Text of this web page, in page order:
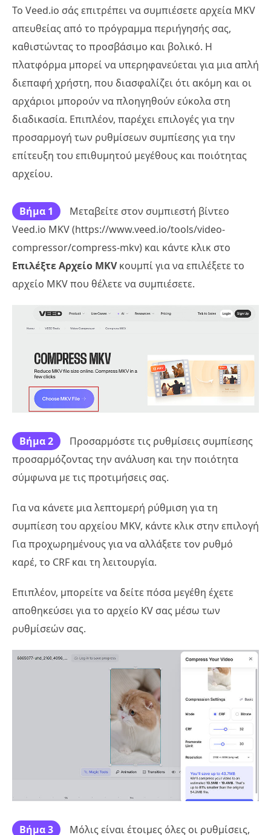
Το Veed.io σάς επιτρέπει να συμπιέσετε αρχεία MKV
απευθείας από το πρόγραμμα περιήγησής σας,
καθιστώντας το προσβάσιμο και βολικό. Η
πλατφόρμα μπορεί να υπερηφανεύεται για μια απλή
διεπαφή χρήστη, που διασφαλίζει ότι ακόμη και οι
αρχάριοι μπορούν να πλοηγηθούν εύκολα στη
διαδικασία. Επιπλέον, παρέχει επιλογές για την
προσαρμογή των ρυθμίσεων συμπίεσης για την
επίτευξη του επιθυμητού μεγέθους και ποιότητας
αρχείου.
Βήμα 1
Μεταβείτε στον συμπιεστή βίντεο
Veed.io MKV (https://www.veed.io/tools/video-
compressor/compress-mkv) και κάντε κλικ στο
Επιλέξτε Αρχείο MKVκουμπί για να επιλέξετε το
αρχείο MKV που θέλετε να συμπιέσετε.
Βήμα 2
Προσαρμόστε τις ρυθμίσεις συμπίεσης
προσαρμόζοντας την ανάλυση και την ποιότητα
σύμφωνα με τις προτιμήσεις σας.
Για να κάνετε μια λεπτομερή ρύθμιση για τη
συμπίεση του αρχείου MKV, κάντε κλικ στην επιλογή
Για προχωρημένους για να αλλάξετε τον ρυθμό
καρέ, το CRF και τη λειτουργία.
Επιπλέον, μπορείτε να δείτε πόσα μεγέθη έχετε
αποθηκεύσει για το αρχείο KV σας μέσω των
ρυθμίσεών σας.
Βήμα 3 Μόλις είναι έτοιμες όλες οι ρυθμίσεις,